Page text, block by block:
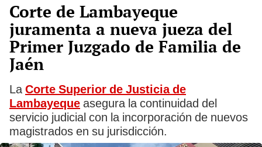
Corte de Lambayeque
juramenta a nueva jueza del
Primer Juzgado de Familia de
Jaén
La Corte Superior de Justicia de
Lambayeque asegura la continuidad del
servicio judicial con la incorporación de nuevos
magistrados en su jurisdicción.